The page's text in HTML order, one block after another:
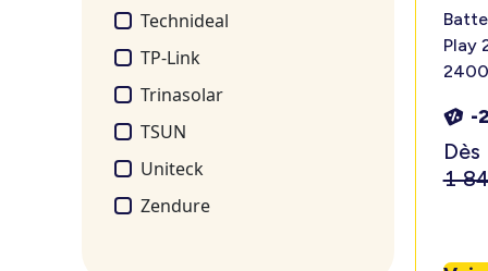
Technideal
TP-Link
Trinasolar
TSUN
Uniteck
Zendure
Play
-
Dès
1